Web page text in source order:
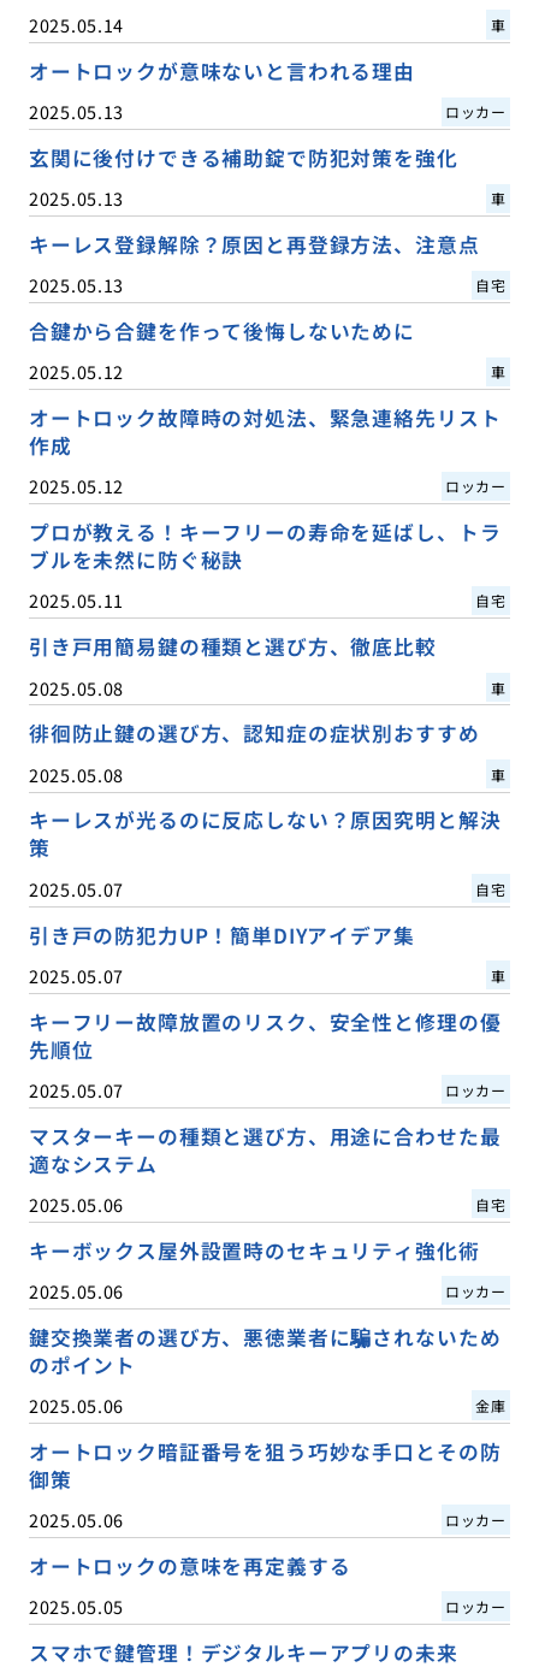
2025.05.14 車
オートロックが意味ないと言われる理由
2025.05.13 ロッカー
玄関に後付けできる補助錠で防犯対策を強化
2025.05.13 車
キーレス登録解除？原因と再登録方法、注意点
2025.05.13 自宅
合鍵から合鍵を作って後悔しないために
2025.05.12 車
オートロック故障時の対処法、緊急連絡先リスト
作成
2025.05.12 ロッカー
プロが教える！キーフリーの寿命を延ばし、トラ
ブルを未然に防ぐ秘訣
2025.05.11 自宅
引き戸用簡易鍵の種類と選び方、徹底比較
2025.05.08 車
徘徊防止鍵の選び方、認知症の症状別おすすめ
2025.05.08 車
キーレスが光るのに反応しない？原因究明と解決
策
2025.05.07 自宅
引き戸の防犯力UP！簡単DIYアイデア集
2025.05.07 車
キーフリー故障放置のリスク、安全性と修理の優
先順位
2025.05.07 ロッカー
マスターキーの種類と選び方、用途に合わせた最
適なシステム
2025.05.06 自宅
キーボックス屋外設置時のセキュリティ強化術
2025.05.06 ロッカー
鍵交換業者の選び方、悪徳業者に騙されないため
のポイント
2025.05.06 金庫
オートロック暗証番号を狙う巧妙な手口とその防
御策
2025.05.06 ロッカー
オートロックの意味を再定義する
2025.05.05 ロッカー
スマホで鍵管理！デジタルキーアプリの未来